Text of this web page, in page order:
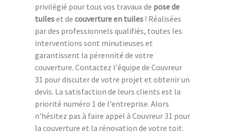
privilégié pour tous vos travaux de pose de
tuileset de couverture en tuiles ! Réalisées
par des professionnels qualifiés, toutes les
interventions sont minutieuses et
garantissent la pérennité de votre
couverture. Contactez l'équipe de Couvreur
31 pour discuter de votre projet et obtenir un
devis. La satisfaction de leurs clients est la
priorité numéro 1 de l'entreprise. Alors
n'hésitez pas à faire appel à Couvreur 31 pour
la couverture et la rénovation de votre toit.